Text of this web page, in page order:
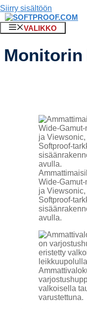
Siirry sisältöön
VALIKKO
Wide-
ja
Softproof-
avulla.
valkoisella
varustettuna.